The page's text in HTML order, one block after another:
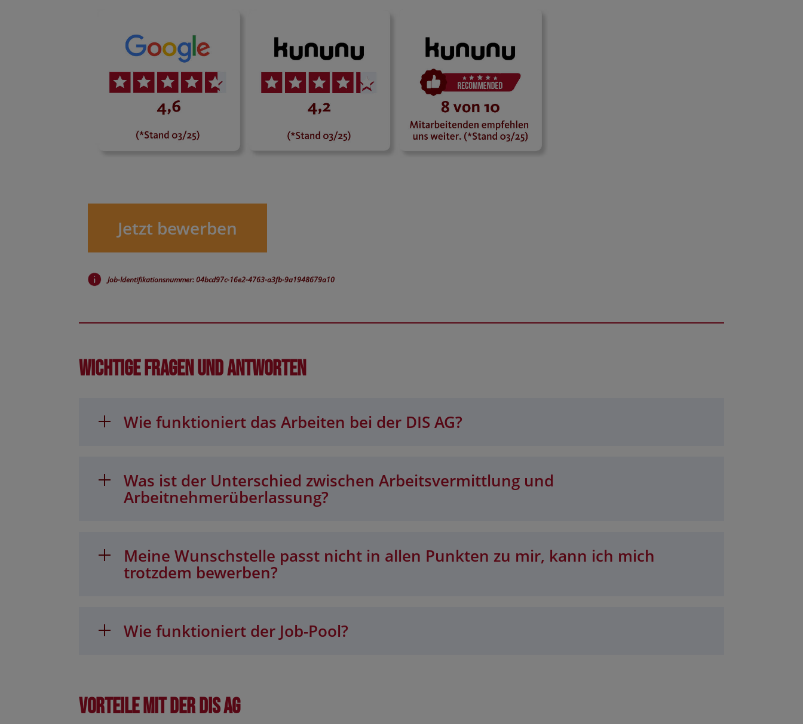
Jetzt bewerben
Job-Identifikationsnummer: 04bcd97c-16e2-4763-a3fb-9a1948679a10
Wichtige Fragen und Antworten
Wie funktioniert das Arbeiten bei der DIS AG?
Was ist der Unterschied zwischen Arbeitsvermittlung und
Arbeitnehmerüberlassung?
Meine Wunschstelle passt nicht in allen Punkten zu mir, kann ich mich
trotzdem bewerben?
Wie funktioniert der Job-Pool?
Vorteile mit der DIS AG